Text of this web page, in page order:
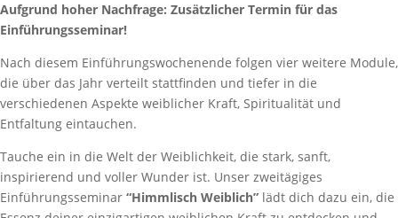
Aufgrund hoher Nachfrage: Zusätzlicher Termin für das
Einführungsseminar!
Nach diesem Einführungswochenende folgen vier weitere Module,
die über das Jahr verteilt stattfinden und tiefer in die
verschiedenen Aspekte weiblicher Kraft, Spiritualität und
Entfaltung eintauchen.
Tauche ein in die Welt der Weiblichkeit, die stark, sanft,
inspirierend und voller Wunder ist. Unser zweitägiges
Einführungsseminar “Himmlisch Weiblich” lädt dich dazu ein, die